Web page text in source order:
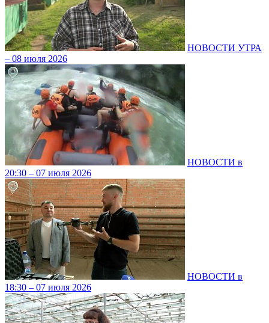
НОВОСТИ УТРА
– 08 июля 2026
НОВОСТИ в
20:30 – 07 июля 2026
НОВОСТИ в
18:30 – 07 июля 2026